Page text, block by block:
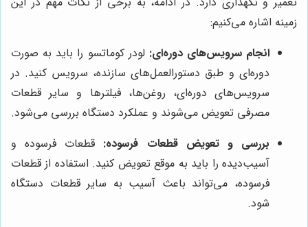
زمینه اشاره می‌کنیم:
انجام سرویس‌های دوره‌ای: لودر کوماتسو را باید به صورت
دوره‌ای و طبق دستورالعمل‌های سازنده، سرویس کنید. در
سرویس‌های دوره‌ای، روغن‌ها، فیلترها و سایر قطعات
مصرفی تعویض می‌شوند و عملکرد دستگاه بررسی می‌شود.
بررسی و تعویض قطعات فرسوده: قطعات فرسوده و
آسیب‌دیده را باید به موقع تعویض کنید. استفاده از قطعات
فرسوده، می‌تواند باعث آسیب به سایر قطعات دستگاه
شود.